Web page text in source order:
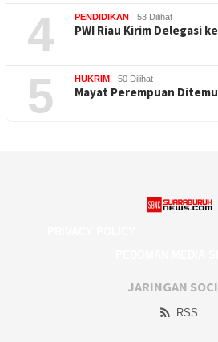
4 PENDIDIKAN 53 Dilihat
PWI Riau Kirim Delegasi
5 HUKRIM 50 Dilihat
Mayat Perempuan
JARINGAN
RSS